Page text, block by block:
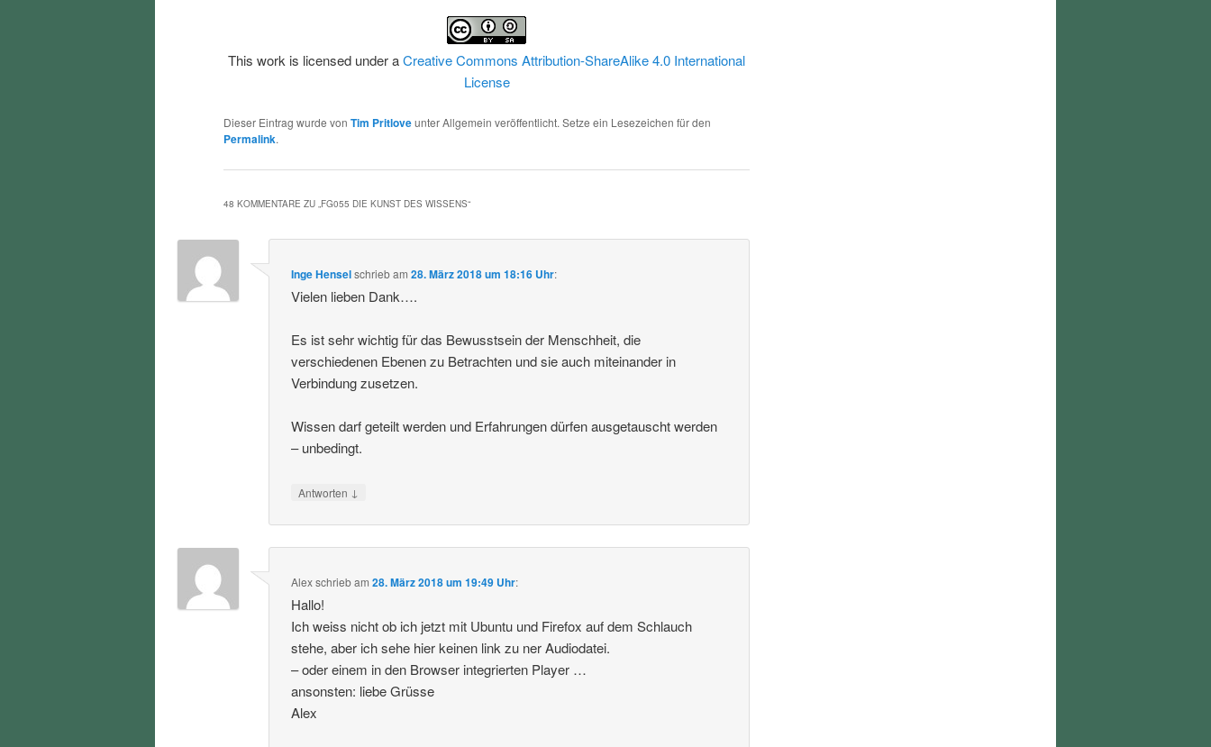
This work is licensed under aCreative Commons Attribution-ShareAlike 4.0 International
License
Dieser Eintrag wurde von Tim Pritloveunter Allgemein veröffentlicht. Setze ein Lesezeichen für den
Permalink.
48 KOMMENTARE ZU „FG055 DIE KUNST DES WISSENS“
Inge Henselschriebam28. März 2018 um 18:16 Uhr:
Vielen lieben Dank….
Es ist sehr wichtig für das Bewusstsein der Menschheit, die
verschiedenen Ebenen zu Betrachten und sie auch miteinander in
Verbindung zusetzen.
Wissen darf geteilt werden und Erfahrungen dürfen ausgetauscht werden
– unbedingt.
Antworten ↓
Alexschriebam28. März 2018 um 19:49 Uhr:
Hallo!
Ich weiss nicht ob ich jetzt mit Ubuntu und Firefox auf dem Schlauch
stehe, aber ich sehe hier keinen link zu ner Audiodatei.
– oder einem in den Browser integrierten Player …
ansonsten: liebe Grüsse
Alex